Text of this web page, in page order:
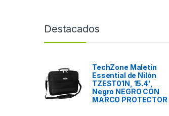
Destacados
TechZone Maletín
Essential de Nilón
TZEST01N, 15.4',
Negro NEGRO CON
MARCO PROTECTOR